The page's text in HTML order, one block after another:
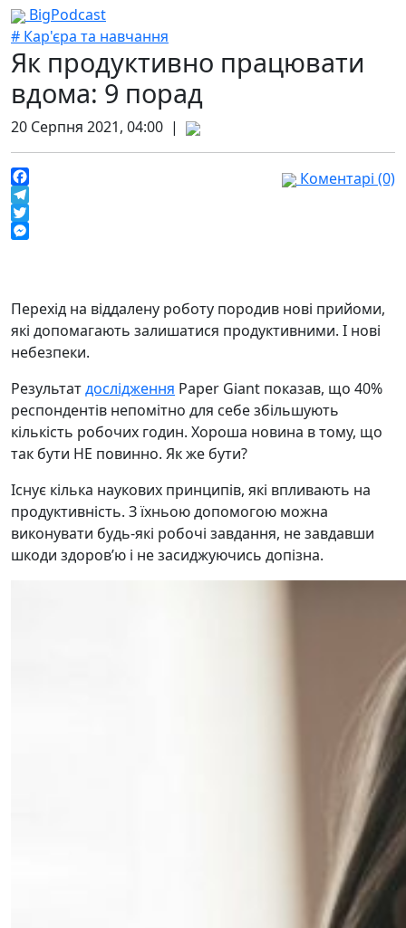
BigPodcast
# Кар'єра та навчання
Як продуктивно працювати
вдома: 9 порад
20 Серпня 2021, 04:00 |
Facebook
Telegram
Twitter
Коментарі (0)
Перехід на віддалену роботу породив нові прийоми,
які допомагають залишатися продуктивними. І нові
небезпеки.
Результатдослідження Paper Giant показав, що 40%
респондентів непомітно для себе збільшують
кількість робочих годин. Хороша новина в тому, що
так бути НЕ повинно. Як же бути?
Існує кілька наукових принципів, які впливають на
продуктивність. З їхньою допомогою можна
виконувати будь-які робочі завдання, не завдавши
шкоди здоров’ю і не засиджуючись допізна.